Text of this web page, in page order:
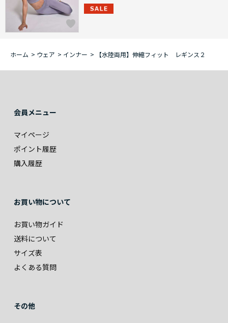
ホーム > ウェア > インナー > 【水陸両用】伸縮フィット レギンス２
会員メニュー
マイページ
ポイント履歴
購入履歴
お買い物について
お買い物ガイド
送料について
サイズ表
よくある質問
その他